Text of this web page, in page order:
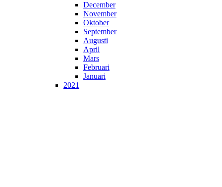
December
November
Oktober
September
Augusti
April
Mars
Februari
Januari
2021